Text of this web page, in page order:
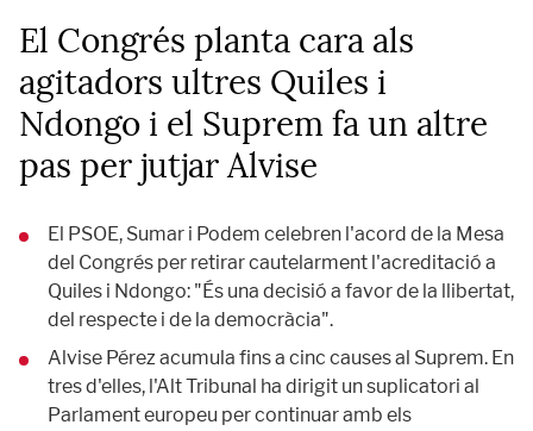
El Congrés planta cara als
agitadors ultres Quiles i
Ndongo i el Suprem fa un altre
pas per jutjar Alvise
El PSOE, Sumar i Podem celebren l'acord de la Mesa
del Congrés per retirar cautelarment l'acreditació a
Quiles i Ndongo: "És una decisió a favor de la llibertat,
del respecte i de la democràcia".
Alvise Pérez acumula fins a cinc causes al Suprem. En
tres d'elles, l'Alt Tribunal ha dirigit un suplicatori al
Parlament europeu per continuar amb els